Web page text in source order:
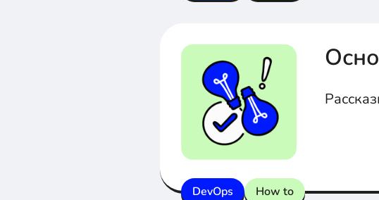
DevOps How to